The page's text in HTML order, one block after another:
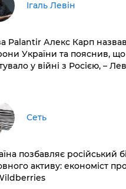
Ігаль Левін
Palantir Алекс Карп
України та пояснив, що
у війні з Росією, –
Сеть
позбавляє російський
активу: економіст